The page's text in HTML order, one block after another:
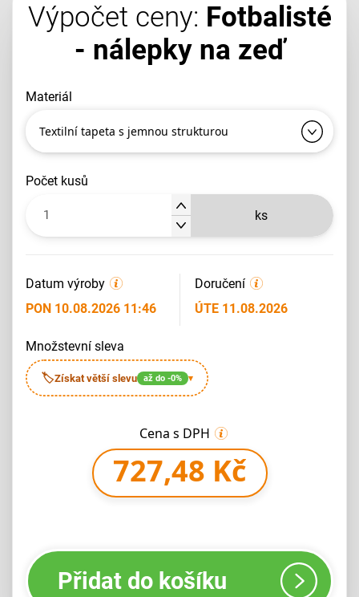
Výpočet ceny: Fotbalisté
- nálepky na zeď
materiál
Textilní tapeta s jemnou strukturou
počet kusů
ks
Datum výroby
PON 10.08.2026 11:46
Doručení
ÚTE 11.08.2026
množstevní sleva
🏷Získat větší slevu až do -0% ▾
Cena s DPH
727,48 Kč
Přidat do košíku